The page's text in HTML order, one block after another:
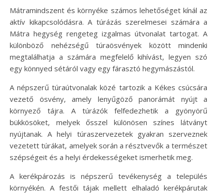
Mátramindszent és környéke számos lehetőséget kínál az
aktív kikapcsolódásra. A túrázás szerelmesei számára a
Mátra hegység rengeteg izgalmas útvonalat tartogat. A
különböző nehézségű túraösvények között mindenki
megtalálhatja a számára megfelelő kihívást, legyen szó
egy könnyed sétáról vagy egy fárasztó hegymászástól.
A népszerű túraútvonalak közé tartozik a Kékes csúcsára
vezető ösvény, amely lenyűgöző panorámát nyújt a
környező tájra. A túrázók felfedezhetik a gyönyörű
bükkösöket, melyek ősszel különösen színes látványt
nyújtanak. A helyi túraszervezetek gyakran szerveznek
vezetett túrákat, amelyek során a résztvevők a természet
szépségeit és a helyi érdekességeket ismerhetik meg.
A kerékpározás is népszerű tevékenység a település
környékén. A festői tájak mellett elhaladó kerékpárutak